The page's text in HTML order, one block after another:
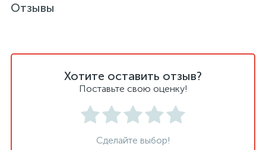
Отзывы
Хотите оставить отзыв?
Поставьте свою оценку!
Сделайте выбор!